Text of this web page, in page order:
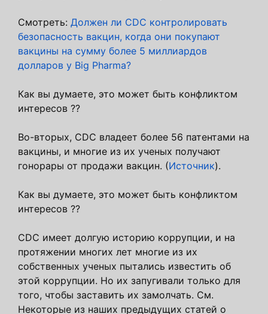
Смотреть: Должен ли CDC контролировать
безопасность вакцин, когда они покупают
вакцины на сумму более 5 миллиардов
долларов у Big Pharma?
Как вы думаете, это может быть конфликтом
интересов ??
Во-вторых, CDC владеет более 56 патентами на
вакцины, и многие из их ученых получают
гонорары от продажи вакцин. (Источник).
Как вы думаете, это может быть конфликтом
интересов ??
CDC имеет долгую историю коррупции, и на
протяжении многих лет многие из их
собственных ученых пытались известить об
этой коррупции. Но их запугивали только для
того, чтобы заставить их замолчать. См.
Некоторые из наших предыдущих статей о